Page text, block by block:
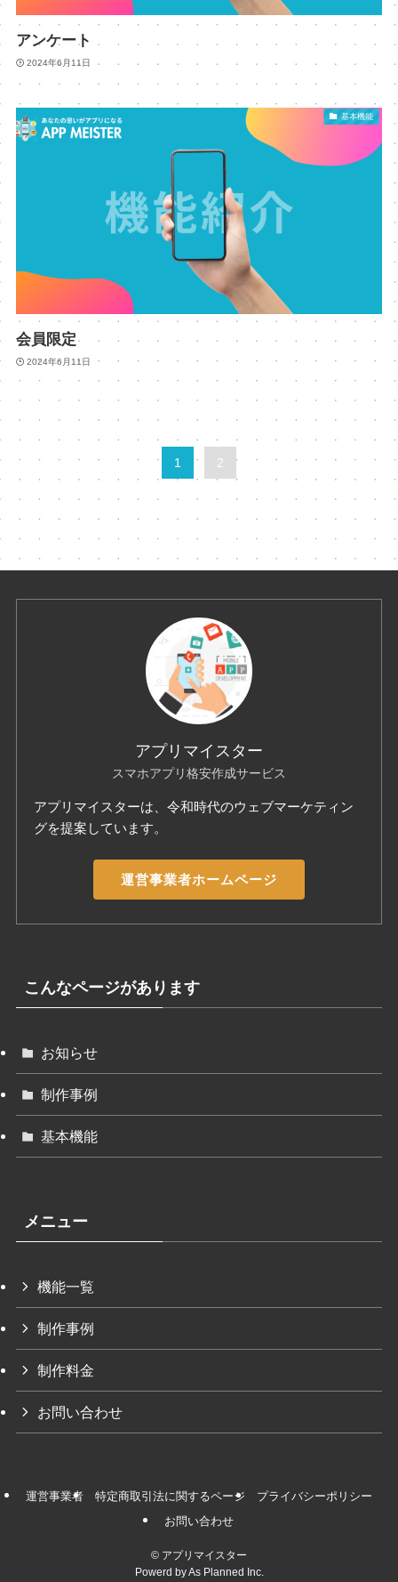
アンケート
2024年6月11日
基本機能
会員限定
2024年6月11日
1 2
アプリマイスター
スマホアプリ格安作成サービス
アプリマイスターは、令和時代のウェブマーケティン
グを提案しています。
運営事業者ホームページ
こんなページがあります
お知らせ
制作事例
基本機能
メニュー
機能一覧
制作事例
制作料金
お問い合わせ
運営事業者 特定商取引法に関するページ
プライバシーポリシー
お問い合わせ
© アプリマイスター
Powerd by As Planned Inc.